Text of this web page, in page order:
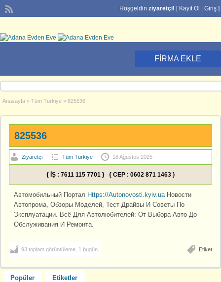
Hoşgeldin ziyaretçi! [ Kayıt Ol Giriş ]
FIRMA EKLE
Anasayfa » Tüm Türkiye » 825536
825536
Ziyaretçi Tüm Türkiye 18 Ağustos 2025
{ İŞ : 7611 115 7701 } { CEP : 0602 871 1463 }
Автомобильный Портал Https://Autonovosti.kyiv.uaНовости
Автопрома, Обзоры Моделей, Тест-Драйвы И Советы По
Эксплуатации. Всё Для Автолюбителей: От Выбора Авто До
Обслуживания И Ремонта.
Etiket
93 toplam görüntüleme, 1 bugün
Popüler Etiketler